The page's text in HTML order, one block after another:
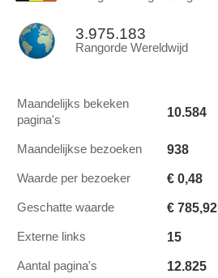
3.975.183
Rangorde Wereldwijd
Maandelijks bekeken
pagina's
10.584
Maandelijkse bezoeken 938
Waarde per bezoeker € 0,48
Geschatte waarde € 785,92
Externe links 15
Aantal pagina's 12.825